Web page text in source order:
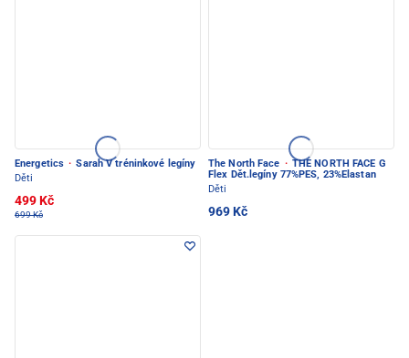
Energetics · Sarah V tréninkové legíny
Děti
499 Kč
699 Kč
The North Face · THE NORTH FACE G
Flex Dět.legíny 77%PES, 23%Elastan
Děti
969 Kč